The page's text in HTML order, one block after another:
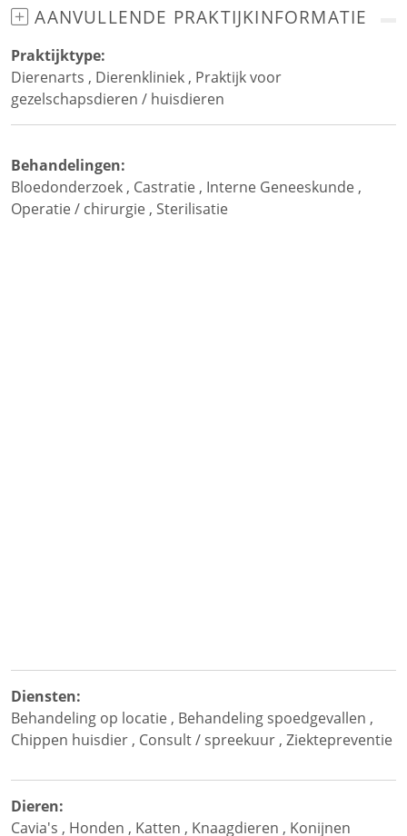
AANVULLENDE PRAKTIJKINFORMATIE
Praktijktype:
Dierenarts , Dierenkliniek , Praktijk voor
gezelschapsdieren / huisdieren
Behandelingen:
Bloedonderzoek , Castratie , Interne Geneeskunde ,
Operatie / chirurgie , Sterilisatie
Diensten:
Behandeling op locatie , Behandeling spoedgevallen ,
Chippen huisdier , Consult / spreekuur , Ziektepreventie
Dieren:
Cavia's , Honden , Katten , Knaagdieren , Konijnen